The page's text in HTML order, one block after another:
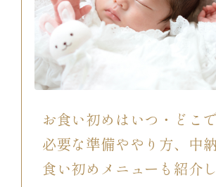
お食い初めはいつ・どこ
必要な準備ややり方、中
食い初めメニューも紹介